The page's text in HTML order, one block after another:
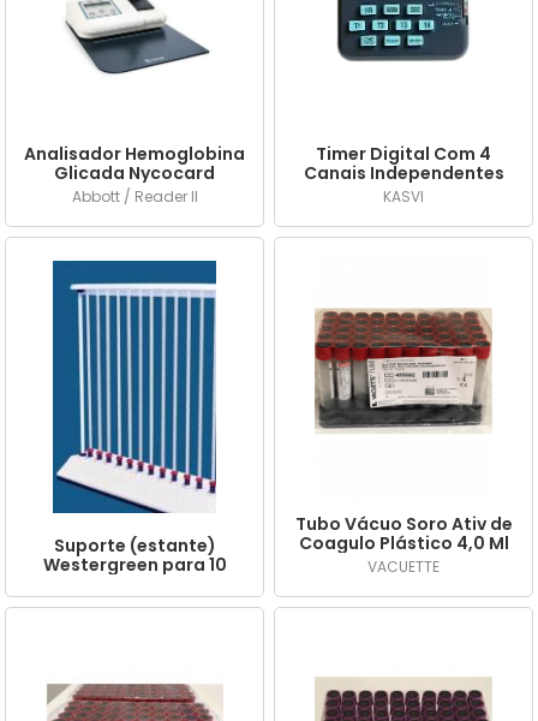
A - Z
Analisador Hemoglobina
Glicada Nycocard
Abbott / Reader II
Timer Digital Com 4
Canais Independentes
KASVI
Suporte (estante)
Westergreen para 10
Sedimentação
Tubo Vácuo Soro Ativ de
Coagulo Plástico 4,0 Ml
Tampa Vermelha c/ 50
VACUETTE